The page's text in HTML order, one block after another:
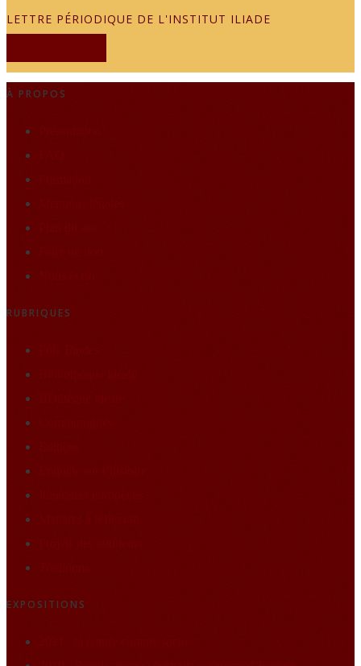
LETTRE PÉRIODIQUE DE L'INSTITUT ILIADE
À PROPOS
RUBRIQUES
EXPOSITIONS